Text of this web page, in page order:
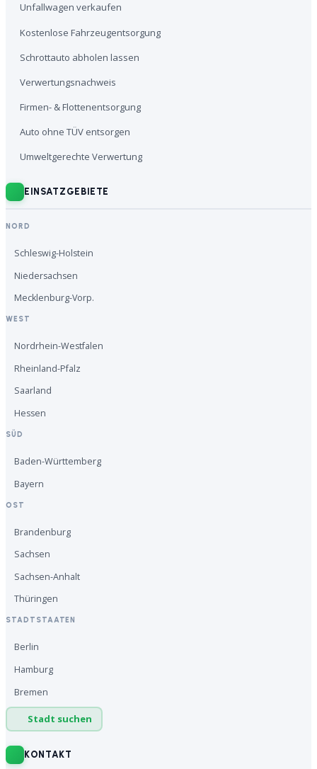
Unfallwagen verkaufen
Kostenlose Fahrzeugentsorgung
Schrottauto abholen lassen
Verwertungsnachweis
Firmen- & Flottenentsorgung
Auto ohne TÜV entsorgen
Umweltgerechte Verwertung
EINSATZGEBIETE
NORD
Schleswig-Holstein
Niedersachsen
Mecklenburg-Vorp.
WEST
Nordrhein-Westfalen
Rheinland-Pfalz
Saarland
Hessen
SÜD
Baden-Württemberg
Bayern
OST
Brandenburg
Sachsen
Sachsen-Anhalt
Thüringen
STADTSTAATEN
Berlin
Hamburg
Bremen
Stadt suchen
KONTAKT